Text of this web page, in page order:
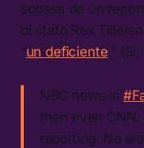
scossa da un
di stato Rex
“un deficiente.”
NBC news is
than even
reporting. No